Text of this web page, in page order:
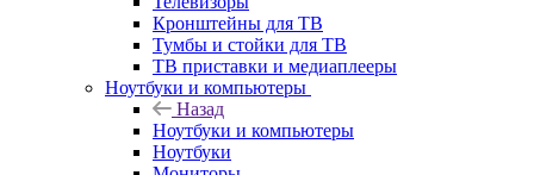
Кронштейны для ТВ
Тумбы и стойки для ТВ
ТВ приставки и медиаплееры
Ноутбуки и компьютеры
Назад
Ноутбуки и компьютеры
Ноутбуки